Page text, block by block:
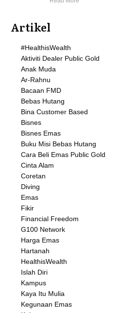
Artikel
#HealthisWealth
Aktiviti Dealer Public Gold
Anak Muda
Ar-Rahnu
Bacaan FMD
Bebas Hutang
Bina Customer Based
Bisnes
Bisnes Emas
Buku Misi Bebas Hutang
Cara Beli Emas Public Gold
Cinta Alam
Coretan
Diving
Emas
Fikir
Financial Freedom
G100 Network
Harga Emas
Hartanah
HealthisWealth
Islah Diri
Kampus
Kaya Itu Mulia
Kegunaan Emas